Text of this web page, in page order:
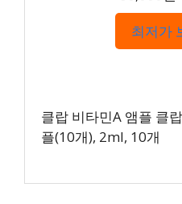
최저가
클랍 비타민A 앰플 클
플(10개), 2ml, 10개